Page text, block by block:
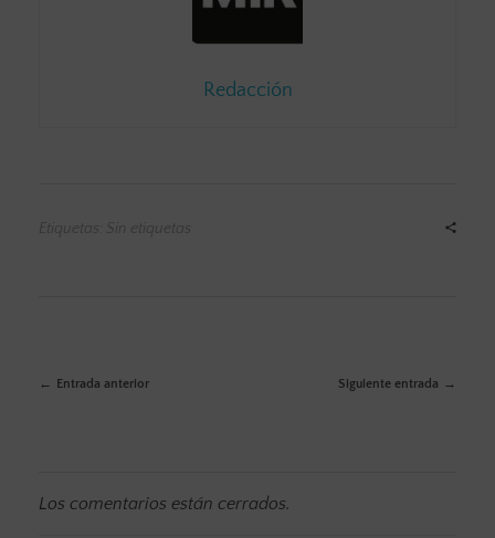
Redacción
Etiquetas: Sin etiquetas
Entrada anterior Siguiente entrada
Los comentarios están cerrados.